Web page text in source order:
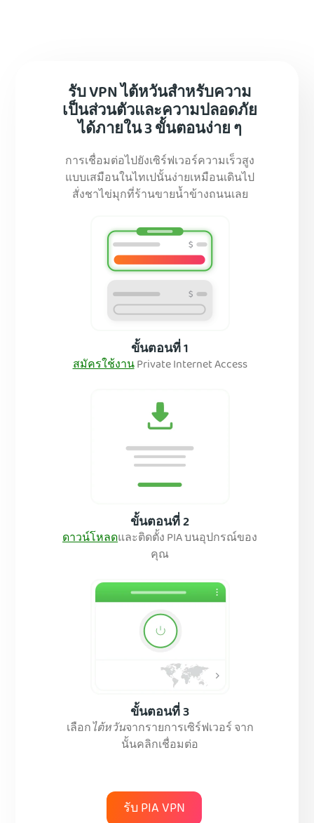
รับ VPN ไต้หวันสำหรับความ
เป็นส่วนตัวและความปลอดภัย
ได้ภายใน 3 ขั้นตอนง่าย ๆ
การเชื่อมต่อไปยังเซิร์ฟเวอร์ความเร็วสูง
แบบเสมือนในไทเปนั้นง่ายเหมือนเดินไป
สั่งชาไข่มุกที่ร้านขายน้ำข้างถนนเลย
ขั้นตอนที่ 1
สมัครใช้งานPrivate Internet Access
ขั้นตอนที่ 2
ดาวน์โหลดและติดตั้ง PIA บนอุปกรณ์ของ
คุณ
ขั้นตอนที่ 3
เลือกไต้หวันจากรายการเซิร์ฟเวอร์ จาก
นั้นคลิกเชื่อมต่อ
รับ PIA VPN